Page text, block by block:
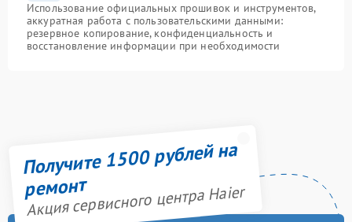
Использование официальных прошивок и инструментов,
аккуратная работа с пользовательскими данными:
резервное копирование, конфиденциальность и
восстановление информации при необходимости
Получите 1500 рублей на
ремонт
Акция сервисного центра Haier